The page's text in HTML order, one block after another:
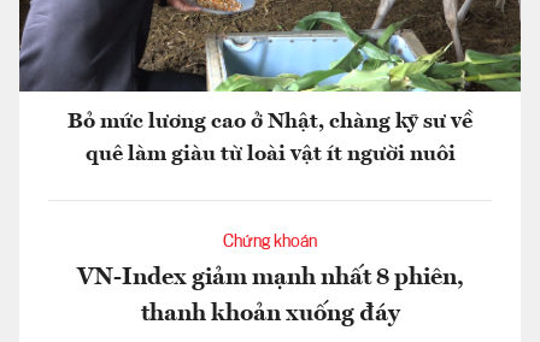
Bỏ mức lương cao ở Nhật, chàng kỹ sư về
quê làm giàu từ loài vật ít người nuôi
Chứng khoán
VN-Index giảm mạnh nhất 8 phiên,
thanh khoản xuống đáy